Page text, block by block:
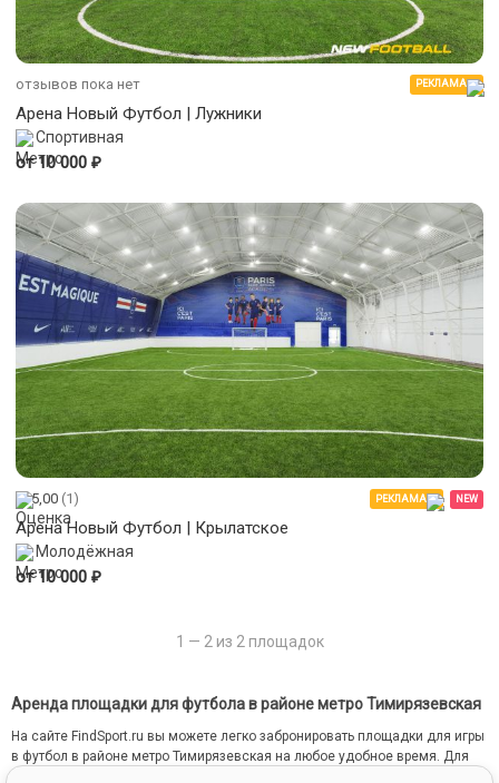
отзывов пока нет РЕКЛАМА
Арена Новый Футбол | Лужники
Спортивная
от 10 000 ₽
5,00 (1) РЕКЛАМА NEW
Арена Новый Футбол | Крылатское
Молодёжная
от 10 000 ₽
1 — 2 из 2 площадок
Аренда площадки для футбола в районе метро Тимирязевская
На сайте FindSport.ru вы можете легко забронировать площадки для игры
в футбол в районе метро Тимирязевская на любое удобное время. Для